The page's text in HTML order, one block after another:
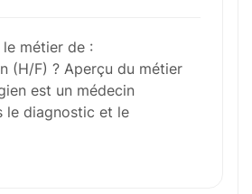
ou
les fichiers
métier de :
(H/F) ? Aperçu du métier
est un médecin
le diagnostic et le